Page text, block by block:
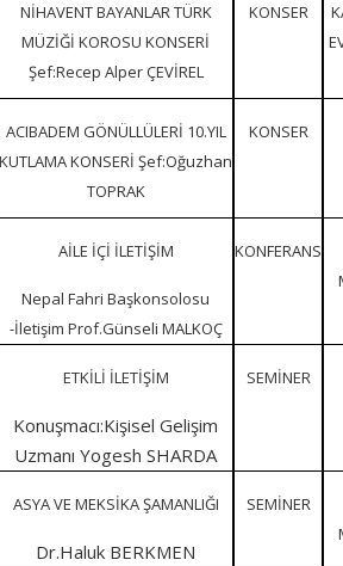
NİHAVENT BAYANLAR TÜRK
MÜZİĞİ KOROSU KONSERİ
Şef:Recep Alper ÇEVİREL
KONSER
ACIBADEM GÖNÜLLÜLERİ 10.YIL
KUTLAMA KONSERİ Şef:Oğuzhan
TOPRAK
KONSER
AİLE İÇİ İLETİŞİM
Nepal Fahri Başkonsolosu
-İletişim Prof.Günseli MALKOÇ
KONFERANS
ETKİLİ İLETİŞİM
Konuşmacı:Kişisel Gelişim
Uzmanı Yogesh SHARDA
SEMİNER
ASYA VE MEKSİKA ŞAMANLIĞI
Dr.Haluk BERKMEN
SEMİNER